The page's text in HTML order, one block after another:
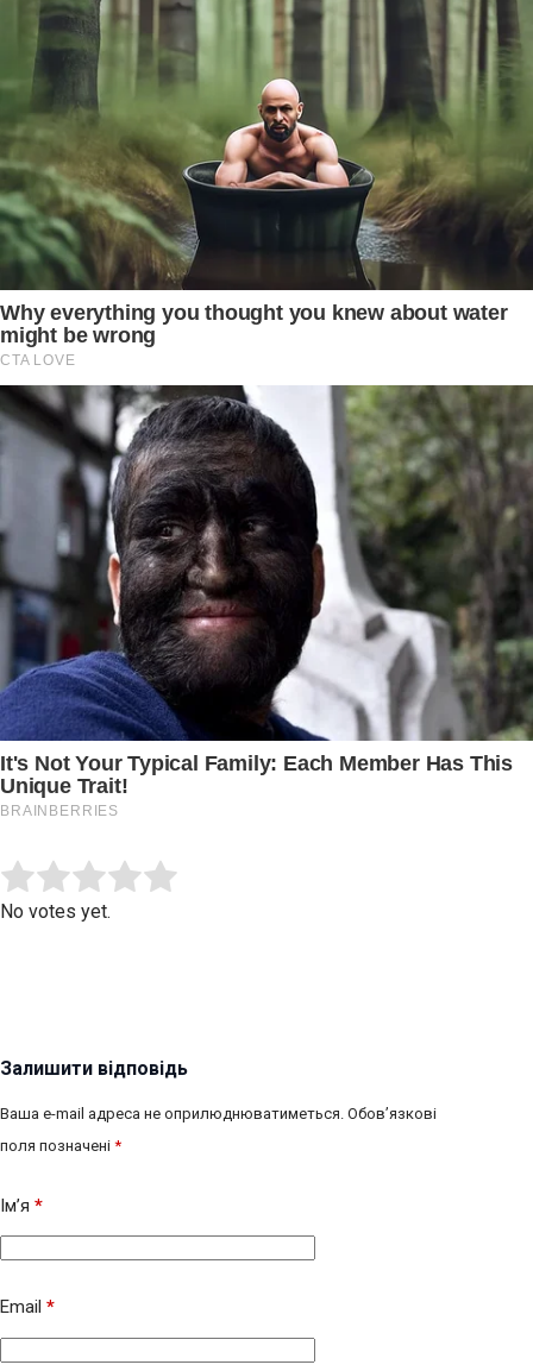
Rate this item:
No votes yet.
Залишити відповідь
Ваша e-mail адреса не оприлюднюватиметься. Обов’язкові
поля позначені *
Ім’я *
Email *